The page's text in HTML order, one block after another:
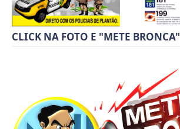
CLICK NA FOTO E "METE BRONCA"